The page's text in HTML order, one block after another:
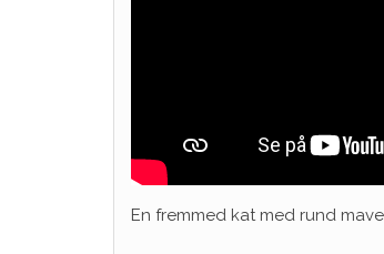
En fremmed kat med rund